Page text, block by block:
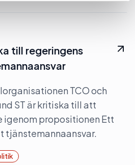
till regeringens
TCO och
ST är kritiska till att
igenom propositionen Ett